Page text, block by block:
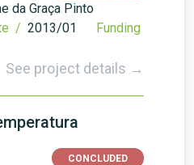
da Graça Pinto
/ 2013/01
Funding
See project details →
CONCLUDED